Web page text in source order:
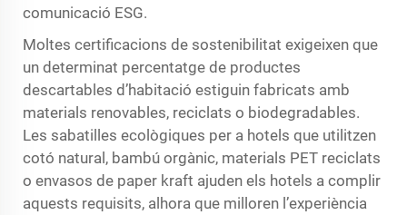
comunicació ESG.
Moltes certificacions de sostenibilitat exigeixen que
un determinat percentatge de productes
descartables d’habitació estiguin fabricats amb
materials renovables, reciclats o biodegradables.
Les sabatilles ecològiques per a hotels que utilitzen
cotó natural, bambú orgànic, materials PET reciclats
o envasos de paper kraft ajuden els hotels a complir
aquests requisits, alhora que milloren l’experiència